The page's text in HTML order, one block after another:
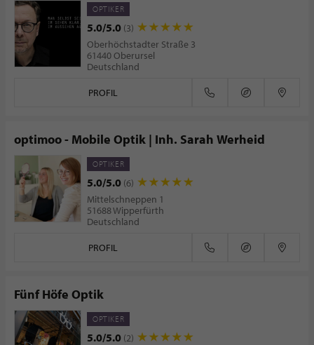
OPTIKER
5.0/5.0 (3)
Oberhöchstadter Straße 3
61440 Oberursel
Deutschland
PROFIL
optimoo - Mobile Optik | Inh. Sarah Werheid
OPTIKER
5.0/5.0 (6)
Mittelschneppen 1
51688 Wipperfürth
Deutschland
PROFIL
Fünf Höfe Optik
OPTIKER
5.0/5.0 (2)